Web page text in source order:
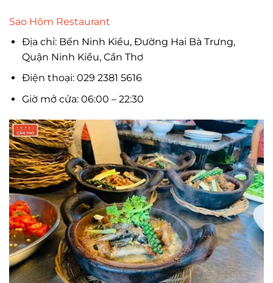
Sao Hôm Restaurant
Địa chỉ: Bến Ninh Kiều, Đường Hai Bà Trưng,
Quận Ninh Kiều, Cần Thơ
Điện thoại: 029 2381 5616
Giờ mở cửa: 06:00 – 22:30